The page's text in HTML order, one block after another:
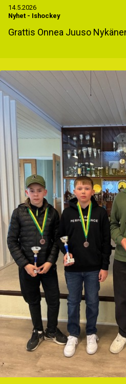
14.5.2026
Nyhet - Ishockey
Grattis Onnea Juuso